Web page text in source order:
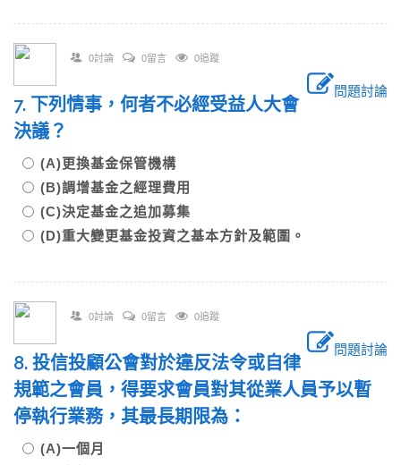
0討論 0留言 0追蹤
問題討論
7. 下列情事，何者不必經受益人大會
決議？
(A)更換基金保管機構
(B)調增基金之經理費用
(C)決定基金之追加募集
(D)重大變更基金投資之基本方針及範圍。
0討論 0留言 0追蹤
問題討論
8. 投信投顧公會對於違反法令或自律
規範之會員，得要求會員對其從業人員予以暫
停執行業務，其最長期限為：
(A)一個月